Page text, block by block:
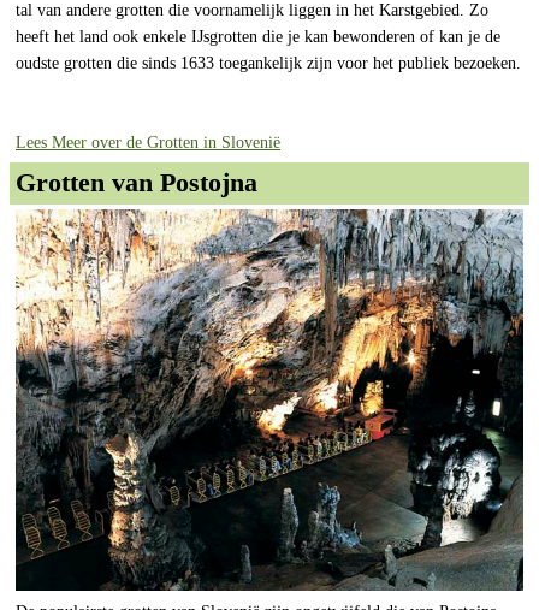
tal van andere grotten die voornamelijk liggen in het Karstgebied. Zo
heeft het land ook enkele IJsgrotten die je kan bewonderen of kan je de
oudste grotten die sinds 1633 toegankelijk zijn voor het publiek bezoeken.
Lees Meer over de Grotten in Slovenië
Grotten van Postojna